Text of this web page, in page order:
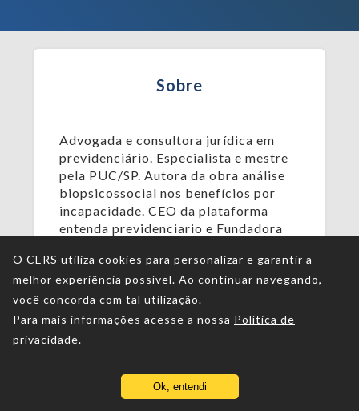
Sobre
Advogada e consultora jurídica em
previdenciário. Especialista e mestre
pela PUC/SP. Autora da obra análise
biopsicossocial nos benefícios por
incapacidade. CEO da plataforma
entenda previdenciario e Fundadora
PB. Coordenadora da pós jovem
advocacia direito previdenciário e do
trabalho e professora titular da OAB
previdenciário CERS.
O CERS utiliza cookies para personalizar e garantir a
melhor experiência possível. Ao continuar navegando,
você concorda com tal utilização.
Para mais informações acesse a nossa Política de
privacidade.
Ok, entendi